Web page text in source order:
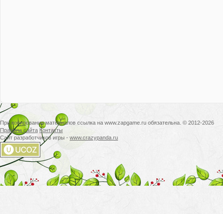
При копировании материалов ссылка на www.zapgame.ru обязательна. © 2012-2026
Правила сайта Контакты
Сайт разработчиков игры - www.crazypanda.ru